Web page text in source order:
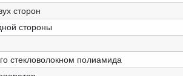
сторон
стороны
стекловолокном полиамида